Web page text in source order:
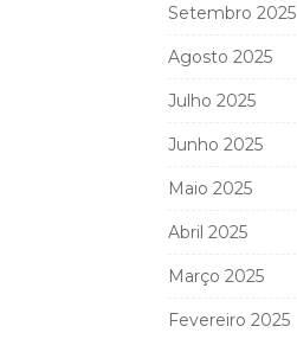
Setembro 2025
Agosto 2025
Julho 2025
Junho 2025
Maio 2025
Abril 2025
Março 2025
Fevereiro 2025